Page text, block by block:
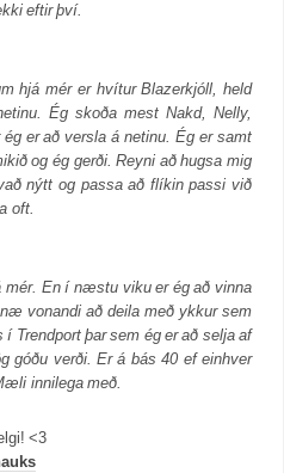
eftir því.
hjá mér er hvítur Blazerkjóll, held
Ég skoða mest Nakd, Nelly,
er að versla á netinu. Ég er samt
og ég gerði. Reyni að hugsa mig
nýtt og passa að flíkin passi við
oft.
mér. En í næstu viku er ég að vinna
vonandi að deila með ykkur sem
Trendport þar sem ég er að selja af
góðu verði. Er á bás 40 ef einhver
innilega með.
<3